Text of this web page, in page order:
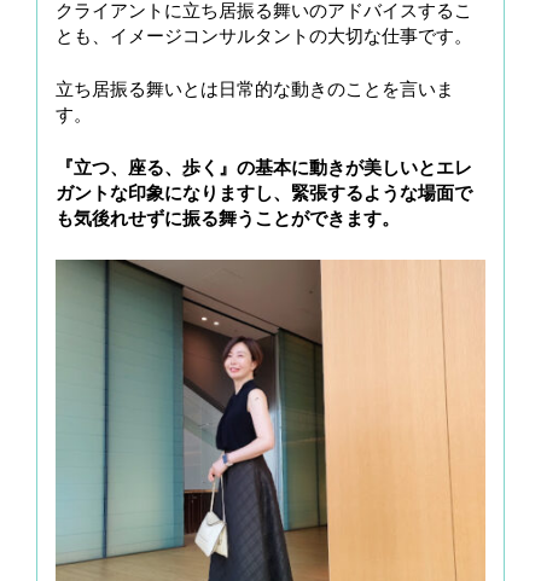
クライアントに立ち居振る舞いのアドバイスするこ
とも、イメージコンサルタントの大切な仕事です。
立ち居振る舞いとは日常的な動きのことを言いま
す。
『立つ、座る、歩く』の基本に動きが美しいとエレ
ガントな印象になりますし、緊張するような場面で
も気後れせずに振る舞うことができます。